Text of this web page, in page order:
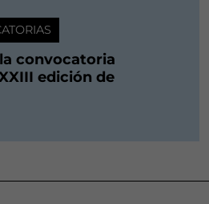
convocatoria
edición de